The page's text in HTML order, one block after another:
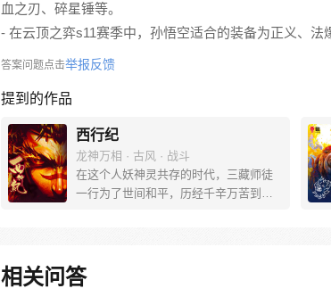
血之刃、碎星锤等。
- 在云顶之弈s11赛季中，孙悟空适合的装备为正义、法
答案问题点击举报反馈
提到的作品
西行纪
龙神万相 · 古风 · 战斗
在这个人妖神灵共存的时代，三藏师徒
一行为了世间和平，历经千辛万苦到达
位，小狼妖白狼不辞万难，找到唐三藏
大法师，和他一起重新寻回徒弟们，组
相关问答